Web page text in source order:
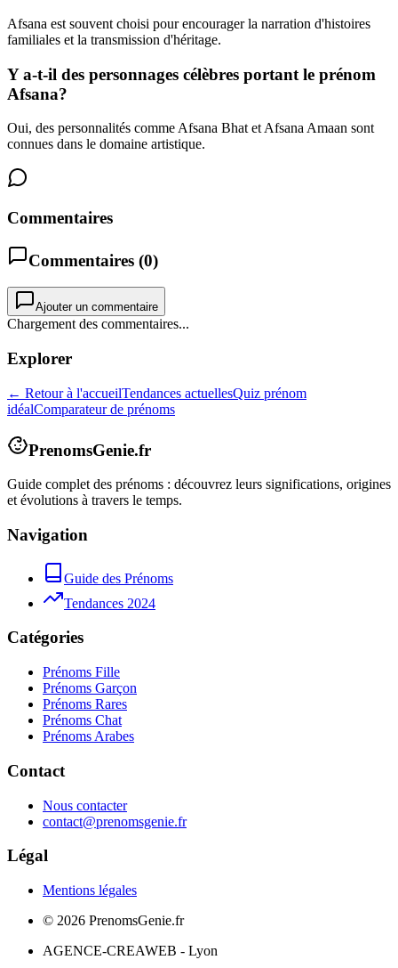
Afsana est souvent choisi pour encourager la narration d'histoires
familiales et la transmission d'héritage.
Y a-t-il des personnages célèbres portant le prénom
Afsana?
Oui, des personnalités comme Afsana Bhat et Afsana Amaan sont
connues dans le domaine artistique.
Commentaires
Commentaires (0)
Ajouter un commentaire
Chargement des commentaires...
Explorer
← Retour à l'accueilTendances actuellesQuiz prénom
idéalComparateur de prénoms
PrenomsGenie.fr
Guide complet des prénoms : découvrez leurs significations, origines
et évolutions à travers le temps.
Navigation
Guide des Prénoms
Tendances 2024
Catégories
Prénoms Fille
Prénoms Garçon
Prénoms Rares
Prénoms Chat
Prénoms Arabes
Contact
Nous contacter
contact@prenomsgenie.fr
Légal
Mentions légales
© 2026 PrenomsGenie.fr
AGENCE-CREAWEB - Lyon